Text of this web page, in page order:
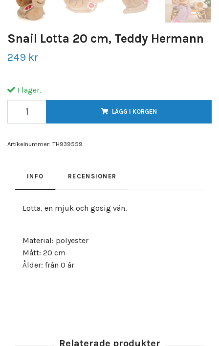
Snail Lotta 20 cm, Teddy Hermann
249 kr
I lager.
LÄGG I KORGEN
Artikelnummer: TH939559
INFO RECENSIONER
Lotta, en mjuk och gosig vän.
Material: polyester
Mått: 20 cm
Ålder: från 0 år